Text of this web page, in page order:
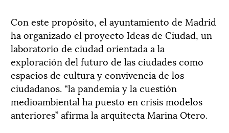
Con este propósito, el ayuntamiento de Madrid
ha organizado el proyecto Ideas de Ciudad, un
laboratorio de ciudad orientada a la
exploración del futuro de las ciudades como
espacios de cultura y convivencia de los
ciudadanos. “la pandemia y la cuestión
medioambiental ha puesto en crisis modelos
anteriores” afirma la arquitecta Marina Otero.